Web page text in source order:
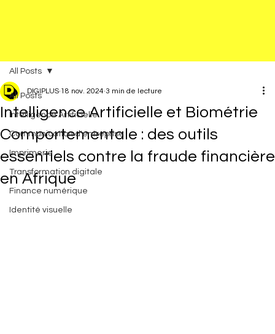
All Posts
Intelligence Artificielle
Communication d'entreprise
Imprimerie
Transformation digitale
Finance numérique
Identité visuelle
All Posts
Intelligence Artificielle et Biométrie
Comportementale : des outils
essentiels contre la fraude financière
en Afrique
DIGIPLUS 18 nov. 2024 3 min de lecture